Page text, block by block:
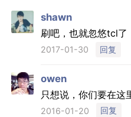
shawn
刷吧，也就忽悠tcl了
2017-01-30 回复
owen
只想说，你们要在这
2016-01-20 回复